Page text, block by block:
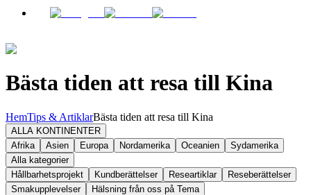
Bästa tiden att resa till Kina
HemTips & ArtiklarBästa tiden att resa till Kina
ALLA KONTINENTER
Afrika
Asien Europa Nordamerika Oceanien
Sydamerika
Alla kategorier
Hållbarhetsprojekt
Kundberättelser Researtiklar
Reseberättelser
Smakupplevelser
Hälsning från oss på Tema